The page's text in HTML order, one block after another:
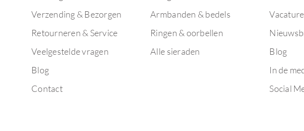
Verzending & Bezorgen
Retourneren & Service
Veelgestelde vragen
Blog
Contact
Armbanden & bedels
Ringen & oorbellen
Alle sieraden
Blog
In de
Social